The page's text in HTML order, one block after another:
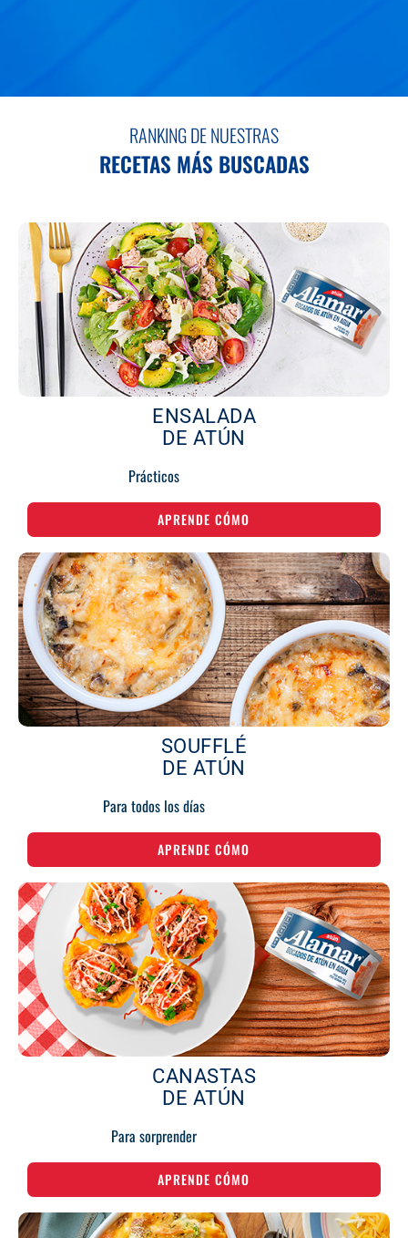
RANKING DE NUESTRAS
RECETAS MÁS BUSCADAS
ENSALADA
DE ATÚN
Prácticos
APRENDE CÓMO
SOUFFLÉ
DE ATÚN
Para todos los días
APRENDE CÓMO
CANASTAS
DE ATÚN
Para sorprender
APRENDE CÓMO